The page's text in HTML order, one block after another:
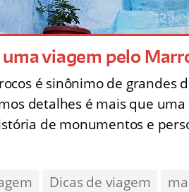
uma viagem pelo
é sinônimo de grandes
detalhes é mais que
de monumentos e
Dicas de viagem